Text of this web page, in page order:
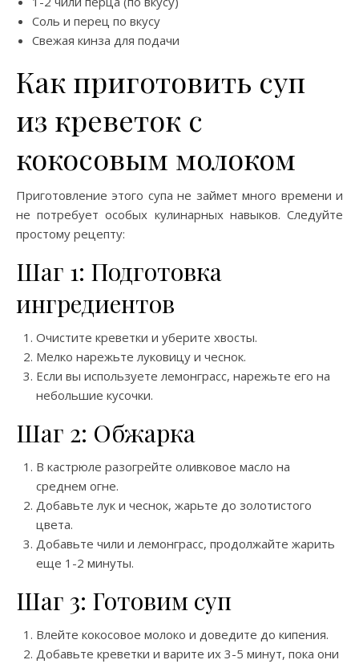
Соль и перец по вкусу
Свежая кинза для подачи
Как приготовить суп
из креветок с
кокосовым молоком
Приготовление этого супа не займет много времени и
не потребует особых кулинарных навыков. Следуйте
простому рецепту:
Шаг 1: Подготовка
ингредиентов
Очистите креветки и уберите хвосты.
Мелко нарежьте луковицу и чеснок.
Если вы используете лемонграсс, нарежьте его на
небольшие кусочки.
Шаг 2: Обжарка
В кастрюле разогрейте оливковое масло на
среднем огне.
Добавьте лук и чеснок, жарьте до золотистого
цвета.
Добавьте чили и лемонграсс, продолжайте жарить
еще 1-2 минуты.
Шаг 3: Готовим суп
Влейте кокосовое молоко и доведите до кипения.
Добавьте креветки и варите их 3-5 минут, пока они